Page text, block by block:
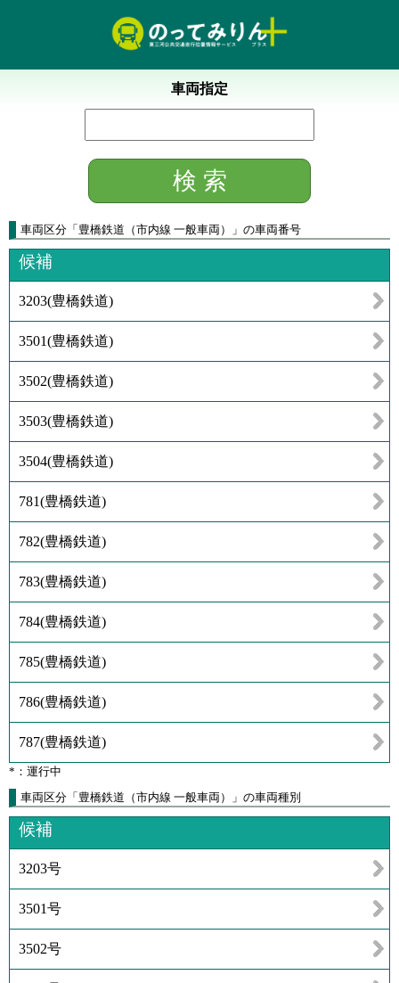
車両指定
車両区分 「 豊橋鉄道（市内線 一般車両） 」 の車両番号
候補
3203(豊橋鉄道)
3501(豊橋鉄道)
3502(豊橋鉄道)
3503(豊橋鉄道)
3504(豊橋鉄道)
781(豊橋鉄道)
782(豊橋鉄道)
783(豊橋鉄道)
784(豊橋鉄道)
785(豊橋鉄道)
786(豊橋鉄道)
787(豊橋鉄道)
*：運行中
車両区分「豊橋鉄道（市内線 一般車両）」の車両種別
候補
3203号
3501号
3502号